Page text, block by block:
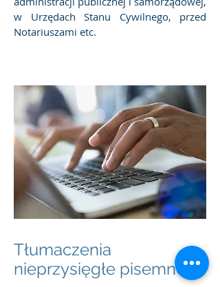
w Urzędach Stanu Cywilnego, przed
Notariuszami etc.
Tłumaczenia
nieprzysięgłe pisemne